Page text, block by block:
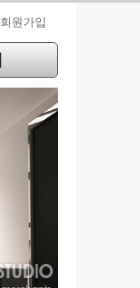
회원가입